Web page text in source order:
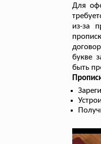
Для
из-за
букве
быть